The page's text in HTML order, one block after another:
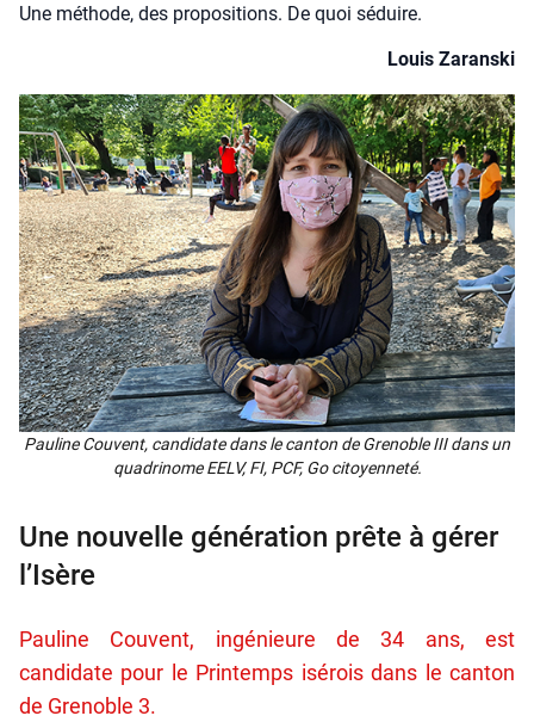
Une méthode, des pro­po­si­tions. De quoi séduire.
Louis Zarans­ki
Pau­line Couvent, can­di­date dans le can­ton de Gre­noble III dans un
qua­dri­nome EELV, FI, PCF, Go citoyen­ne­té.
Une nouvelle génération prête à gérer
l’Isère
Pauline Couvent, ingénieure de 34 ans, est
candidate pour le Printemps isérois dans le canton
de Grenoble 3.